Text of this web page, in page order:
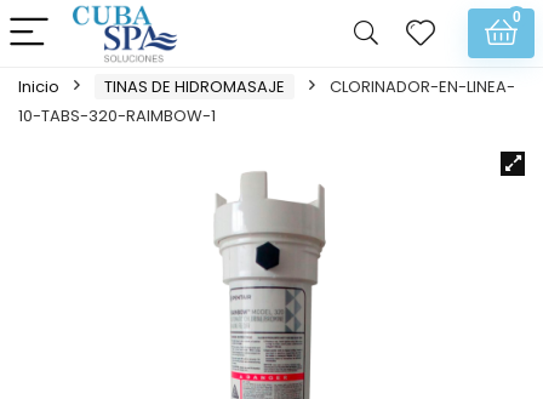
0
Inicio TINAS DE HIDROMASAJE
CLORINADOR-EN-LINEA-
10-TABS-320-RAIMBOW-1